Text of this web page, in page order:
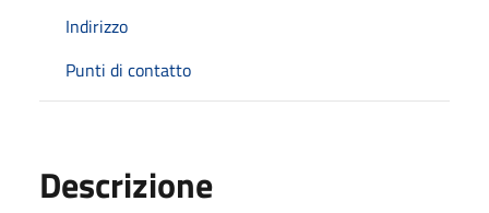
Indirizzo
Punti di contatto
Descrizione